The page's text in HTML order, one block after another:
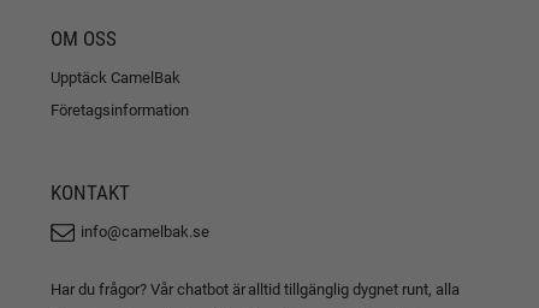
OM OSS
Upptäck CamelBak
Företagsinformation
KONTAKT
info@camelbak.se
Har du frågor? Vår chatbot är alltid tillgänglig dygnet runt, alla